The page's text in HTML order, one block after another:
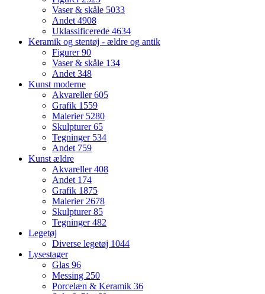
Vaser & skåle 5033
Andet 4908
Uklassificerede 4634
Keramik og stentøj - ældre og antik
Figurer90
Vaser & skåle 134
Andet 348
Kunst moderne
Akvareller605
Grafik 1559
Malerier 5280
Skulpturer65
Tegninger 534
Andet 759
Kunst ældre
Akvareller408
Andet 174
Grafik 1875
Malerier 2678
Skulpturer85
Tegninger482
Legetøj
Diverse legetøj 1044
Lysestager
Glas 96
Messing 250
Porcelæn & Keramik 36